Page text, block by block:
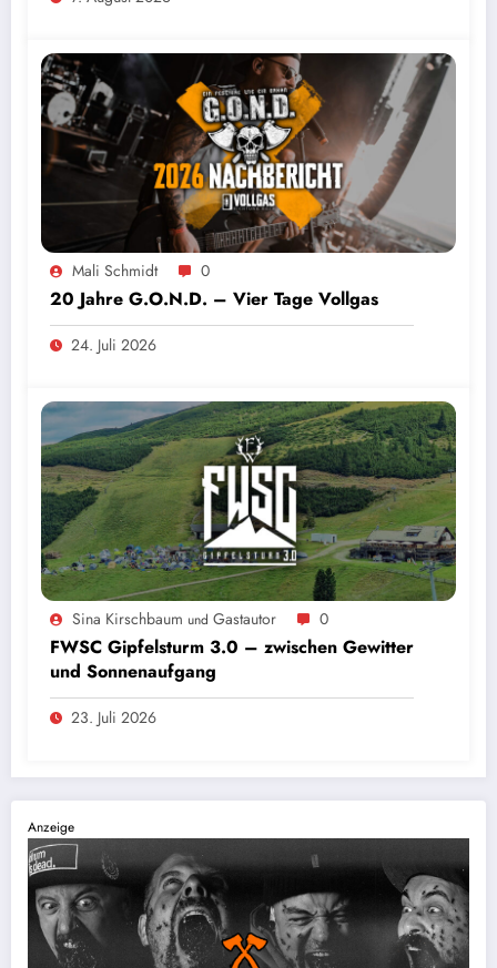
Mali Schmidt 0
20 Jahre G.O.N.D. – Vier Tage Vollgas
24. Juli 2026
Sina Kirschbaum und Gastautor 0
FWSC Gipfelsturm 3.0 – zwischen Gewitter
und Sonnenaufgang
23. Juli 2026
Anzeige